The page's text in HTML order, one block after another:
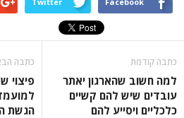
כתבה קודמת
למה חשוב שהארגון יאתר
עובדים שיש להם קשיים
כלכליים ויסייע להם
כתבה
הגשת